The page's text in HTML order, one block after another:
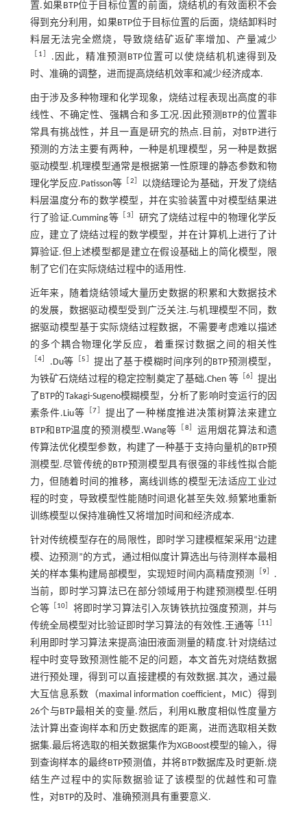
置.如果BTP位于目标位置的前面，烧结机的有效面积不会
得到充分利用，如果BTP位于目标位置的后面，烧结卸料时
料层无法完全燃烧，导致烧结矿返矿率增加、产量减少
1
.因此，精准预测BTP位置可以使烧结机机速得到及
时、准确的调整，进而提高烧结机效率和减少经济成本.
由于涉及多种物理和化学现象，烧结过程表现出高度的非
线性、不确定性、强耦合和多工况.因此预测BTP的位置非
常具有挑战性，并且一直是研究的热点.目前，对BTP进行
预测的方法主要有两种，一种是机理模型，另一种是数据
驱动模型.机理模型通常是根据第一性原理的静态参数和物
理化学反应.Patisson等
2
以烧结理论为基础，开发了烧结
料层温度分布的数学模型，并在实验装置中对模型结果进
行了验证.Cumming等
3
研究了烧结过程中的物理化学反
应，建立了烧结过程的数学模型，并在计算机上进行了计
算验证.但上述模型都是建立在假设基础上的简化模型，限
制了它们在实际烧结过程中的适用性.
近年来，随着烧结领域大量历史数据的积累和大数据技术
的发展，数据驱动模型受到广泛关注.与机理模型不同，数
据驱动模型基于实际烧结过程数据，不需要考虑难以描述
的多个耦合物理化学反应，着重探讨数据之间的相关性
［4 .Du等 ［5 ］提出了基于模糊时间序列的BTP预测模型，
为铁矿石烧结过程的稳定控制奠定了基础.Chen 等［ 6］提出
了BTP的Takagi-Sugeno模糊模型，分析了影响时变运行的因
素条件.Liu等 ［7
提出了一种梯度推进决策树算法来建立
BTP和BTP温度的预测模型.Wang等
8 ］运用烟花算法和遗
传算法优化模型参数，构建了一种基于支持向量机的BTP预
测模型.尽管传统的BTP预测模型具有很强的非线性拟合能
力，但随着时间的推移，离线训练的模型无法适应工业过
程的时变，导致模型性能随时间退化甚至失效.频繁地重新
训练模型以保持准确性又将增加时间和经济成本.
针对传统模型存在的局限性，即时学习建模框架采用“边建
模、边预测”的方式，通过相似度计算选出与待测样本最相
关的样本集构建局部模型，实现短时间内高精度预测
9］ .
当前，即时学习算法已在部分领域用于构建预测模型.任明
仑等［ 10
将即时学习算法引入灰铸铁抗拉强度预测，并与
传统全局模型对比验证即时学习算法的有效性.王通等
11
利用即时学习算法来提高油田液面测量的精度.针对烧结过
程中时变导致预测性能不足的问题，本文首先对烧结数据
进行预处理，得到可以直接建模的有效数据.其次，通过最
大互信息系数（maximal information coefficient，MIC）得到
26个与BTP最相关的变量.然后，利用KL散度相似性度量方
法计算出查询样本和历史数据库的距离，进而选取相关数
据集.最后将选取的相关数据集作为XGBoost模型的输入，得
到查询样本的最终BTP预测值，并将BTP数据库及时更新.烧
结生产过程中的实际数据验证了该模型的优越性和可靠
性，对BTP的及时、准确预测具有重要意义.